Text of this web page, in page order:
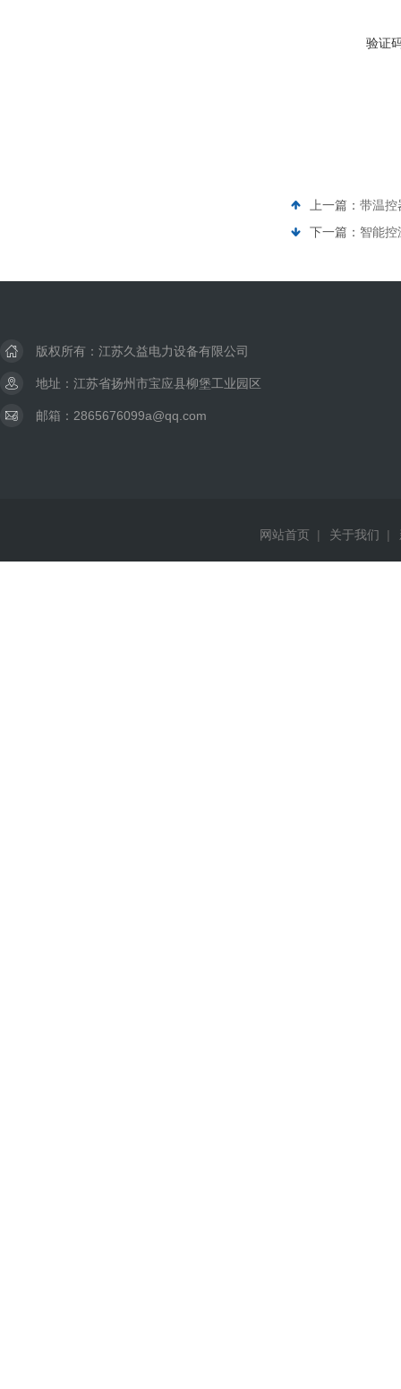
验证
上一篇： 带温控
下一篇： 智能
版权所有：江苏久益电力设备有限公司
地址：江苏省扬州市宝应县柳堡工业园区
邮箱：2865676099a@qq.com
网站首页 | 关于我们 |